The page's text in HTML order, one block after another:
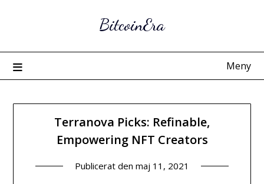
BitcoinEra
Meny
Terranova Picks: Refinable,
Empowering NFT Creators
Publicerat den maj 11, 2021